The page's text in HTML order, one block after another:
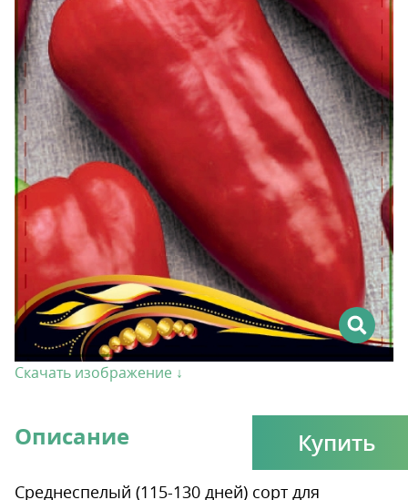
Скачать изображение ↓
Купить
Описание
Среднеспелый (115-130 дней) сорт для